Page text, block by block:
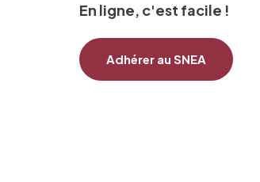
En ligne, c'est facile !
Adhérer au SNEA